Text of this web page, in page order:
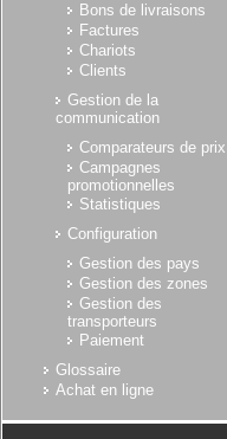
Bons de livraisons
Factures
Chariots
Clients
Gestion de la
communication
Comparateurs de prix
Campagnes
promotionnelles
Statistiques
Configuration
Gestion des pays
Gestion des zones
Gestion des
transporteurs
Paiement
Glossaire
Achat en ligne